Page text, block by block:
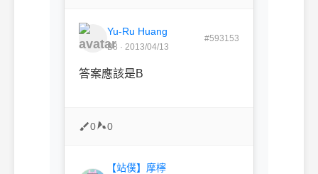
Yu-Ru Huang
B8 · 2013/04/13
#593153
答案應該是B
0 0
【站僕】摩檸